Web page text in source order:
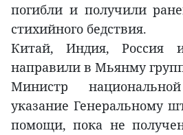
погибли и получили
стихийного бедствия.
Китай, Индия, Россия
направили в Мьянму
Министр
указание Генеральному
помощи, пока не